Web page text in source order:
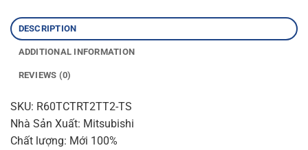
DESCRIPTION
ADDITIONAL INFORMATION
REVIEWS (0)
SKU: R60TCTRT2TT2-TS
Nhà Sản Xuất: Mitsubishi
Chất lượng: Mới 100%